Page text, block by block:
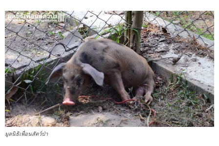
มูลนิธิเพื่อนสัตว์ป่า